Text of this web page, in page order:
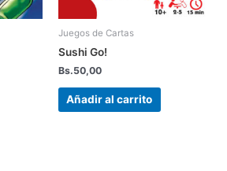
Juegos de Cartas
Sushi Go!
Bs.50,00
Añadir al carrito